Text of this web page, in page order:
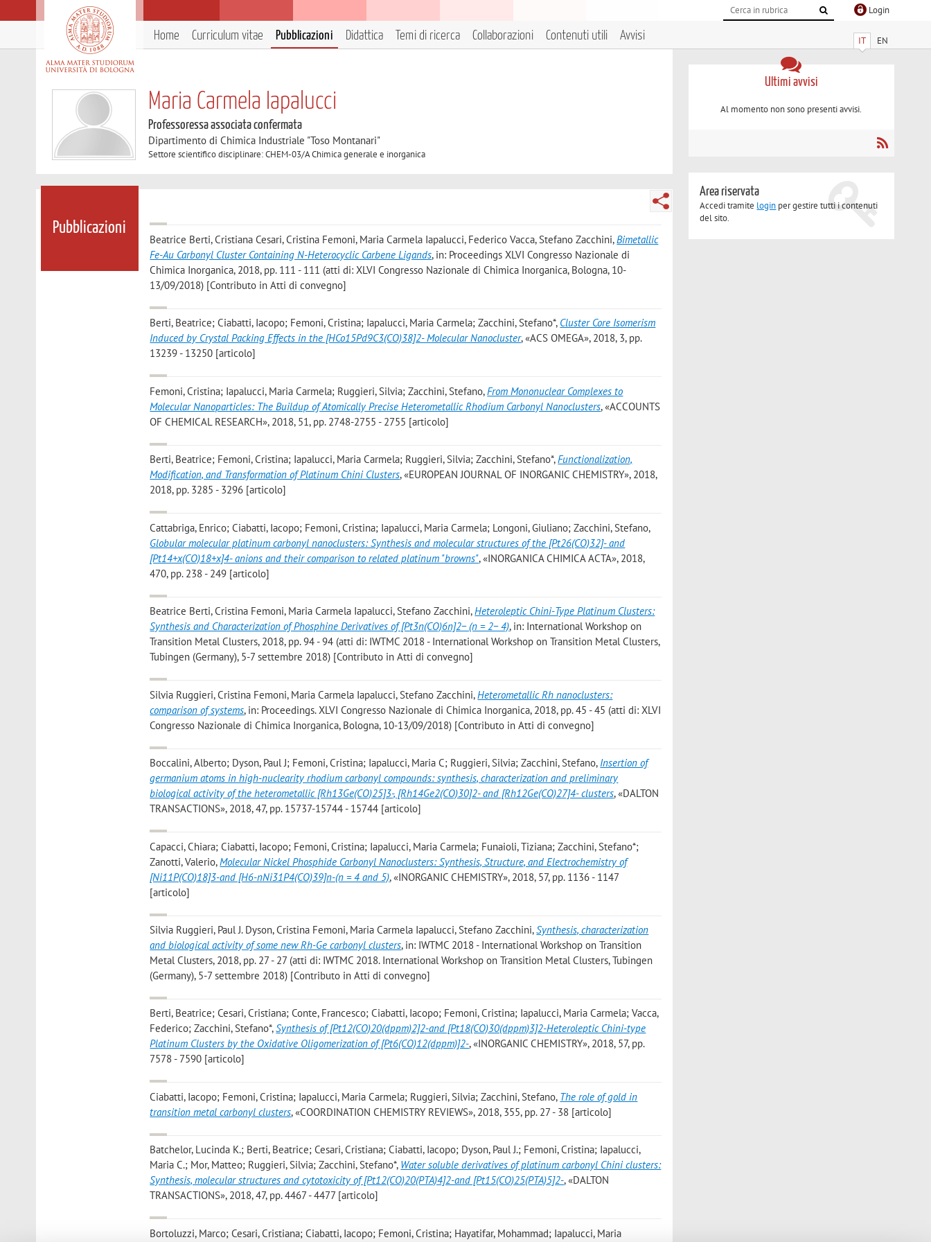
Login
IT EN
Home Curriculum vitae Pubblicazioni Didattica Temi di ricerca Collaborazioni Contenuti utili Avvisi
Maria Carmela Iapalucci
Professoressa associata confermata
Dipartimento di Chimica Industriale "Toso Montanari"
Settore scientifico disciplinare: CHEM-03/A Chimica generale e inorganica
Pubblicazioni
Beatrice Berti, Cristiana Cesari, Cristina Femoni, Maria Carmela Iapalucci, Federico Vacca, Stefano Zacchini,Bimetallic
Fe-Au Carbonyl Cluster Containing N-Heterocyclic Carbene Ligands, in: Proceedings XLVI Congresso Nazionale di
Chimica Inorganica, 2018, pp. 111 - 111 (atti di: XLVI Congresso Nazionale di Chimica Inorganica, Bologna, 10-
13/09/2018) [Contributo in Atti di convegno]
Berti, Beatrice; Ciabatti, Iacopo; Femoni, Cristina; Iapalucci, Maria Carmela; Zacchini, Stefano*, Cluster Core Isomerism
Induced by Crystal Packing Effects in the [HCo15Pd9C3(CO)38]2- Molecular Nanocluster, «ACS OMEGA», 2018, 3, pp.
13239 - 13250 [articolo]
Femoni, Cristina; Iapalucci, Maria Carmela; Ruggieri, Silvia; Zacchini, Stefano,From Mononuclear Complexes to
Molecular Nanoparticles: The Buildup of Atomically Precise Heterometallic Rhodium Carbonyl Nanoclusters, «ACCOUNTS
OF CHEMICAL RESEARCH», 2018, 51, pp. 2748-2755 - 2755 [articolo]
Berti, Beatrice; Femoni, Cristina; Iapalucci, Maria Carmela; Ruggieri, Silvia; Zacchini, Stefano*,Functionalization,
Modification, and Transformation of Platinum Chini Clusters, «EUROPEAN JOURNAL OF INORGANIC CHEMISTRY», 2018,
2018, pp. 3285 - 3296 [articolo]
Cattabriga, Enrico; Ciabatti, Iacopo; Femoni, Cristina; Iapalucci, Maria Carmela; Longoni, Giuliano; Zacchini, Stefano,
Globular molecular platinum carbonyl nanoclusters: Synthesis and molecular structures of the [Pt26(CO)32]- and
[Pt14+x(CO)18+x]4- anions and their comparison to related platinum "browns", «INORGANICA CHIMICA ACTA», 2018,
470, pp. 238 - 249 [articolo]
Beatrice Berti, Cristina Femoni, Maria Carmela Iapalucci, Stefano Zacchini,Heteroleptic Chini-Type Platinum Clusters:
Synthesis and Characterization of Phosphine Derivatives of [Pt3n(CO)6n]2− (n = 2− 4), in: International Workshop on
Transition Metal Clusters, 2018, pp. 94 - 94 (atti di: IWTMC 2018 - International Workshop on Transition Metal Clusters,
Tubingen (Germany), 5-7 settembre 2018) [Contributo in Atti di convegno]
Silvia Ruggieri, Cristina Femoni, Maria Carmela Iapalucci, Stefano Zacchini,Heterometallic Rh nanoclusters:
comparison of systems, in: Proceedings. XLVI Congresso Nazionale di Chimica Inorganica, 2018, pp. 45 - 45 (atti di: XLVI
Congresso Nazionale di Chimica Inorganica, Bologna, 10-13/09/2018) [Contributo in Atti di convegno]
Boccalini, Alberto; Dyson, Paul J; Femoni, Cristina; Iapalucci, Maria C; Ruggieri, Silvia; Zacchini, Stefano, Insertion of
germanium atoms in high-nuclearity rhodium carbonyl compounds: synthesis, characterization and preliminary
biological activity of the heterometallic [Rh13Ge(CO)25]3-, [Rh14Ge2(CO)30]2- and [Rh12Ge(CO)27]4- clusters, «DALTON
TRANSACTIONS», 2018, 47, pp. 15737-15744 - 15744 [articolo]
Capacci, Chiara; Ciabatti, Iacopo; Femoni, Cristina; Iapalucci, Maria Carmela; Funaioli, Tiziana; Zacchini, Stefano*;
Zanotti, Valerio,Molecular Nickel Phosphide Carbonyl Nanoclusters: Synthesis, Structure, and Electrochemistry of
[Ni11P(CO)18]3-and [H6-nNi31P4(CO)39]n-(n = 4 and 5), «INORGANIC CHEMISTRY», 2018, 57, pp. 1136 - 1147
[articolo]
Silvia Ruggieri, Paul J. Dyson, Cristina Femoni, Maria Carmela Iapalucci, Stefano Zacchini,Synthesis, characterization
and biological activity of some new Rh-Ge carbonyl clusters, in: IWTMC 2018 - International Workshop on Transition
Metal Clusters, 2018, pp. 27 - 27 (atti di: IWTMC 2018. International Workshop on Transition Metal Clusters, Tubingen
(Germany), 5-7 settembre 2018) [Contributo in Atti di convegno]
Berti, Beatrice; Cesari, Cristiana; Conte, Francesco; Ciabatti, Iacopo; Femoni, Cristina; Iapalucci, Maria Carmela; Vacca,
Federico; Zacchini, Stefano*,Synthesis of [Pt12(CO)20(dppm)2]2-and [Pt18(CO)30(dppm)3]2-Heteroleptic Chini-type
Platinum Clusters by the Oxidative Oligomerization of [Pt6(CO)12(dppm)]2-, «INORGANIC CHEMISTRY», 2018, 57, pp.
7578 - 7590 [articolo]
Ciabatti, Iacopo; Femoni, Cristina; Iapalucci, Maria Carmela; Ruggieri, Silvia; Zacchini, Stefano, The role of gold in
transition metal carbonyl clusters, «COORDINATION CHEMISTRY REVIEWS», 2018, 355, pp. 27 - 38 [articolo]
Batchelor, Lucinda K.; Berti, Beatrice; Cesari, Cristiana; Ciabatti, Iacopo; Dyson, Paul J.; Femoni, Cristina; Iapalucci,
Maria C.; Mor, Matteo; Ruggieri, Silvia; Zacchini, Stefano*, Water soluble derivatives of platinum carbonyl Chini clusters:
Synthesis, molecular structures and cytotoxicity of [Pt12(CO)20(PTA)4]2-and [Pt15(CO)25(PTA)5]2-, «DALTON
TRANSACTIONS», 2018, 47, pp. 4467 - 4477 [articolo]
Bortoluzzi, Marco; Cesari, Cristiana; Ciabatti, Iacopo; Femoni, Cristina; Hayatifar, Mohammad; Iapalucci, Maria
Ultimi avvisi
Al momento non sono presenti avvisi.
Area riservata
Accedi tramite login per gestire tutti i contenuti
del sito.